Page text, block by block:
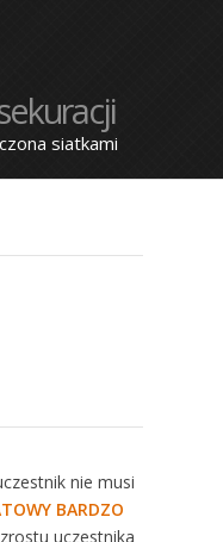
siatkami
nie musi
BARDZO
uczestnika